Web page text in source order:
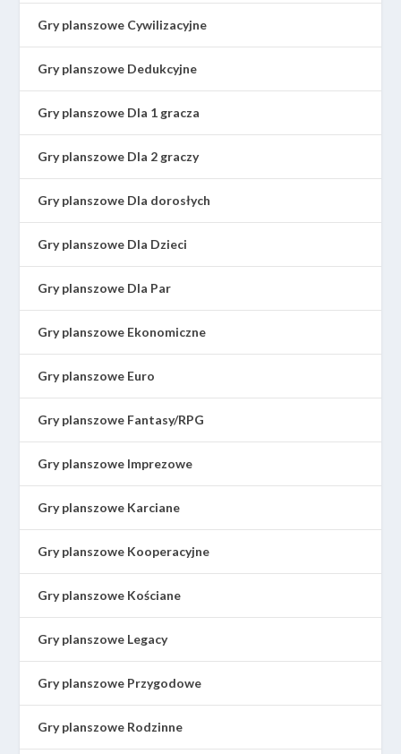
Gry planszowe Cywilizacyjne
Gry planszowe Dedukcyjne
Gry planszowe Dla 1 gracza
Gry planszowe Dla 2 graczy
Gry planszowe Dla dorosłych
Gry planszowe Dla Dzieci
Gry planszowe Dla Par
Gry planszowe Ekonomiczne
Gry planszowe Euro
Gry planszowe Fantasy/RPG
Gry planszowe Imprezowe
Gry planszowe Karciane
Gry planszowe Kooperacyjne
Gry planszowe Kościane
Gry planszowe Legacy
Gry planszowe Przygodowe
Gry planszowe Rodzinne